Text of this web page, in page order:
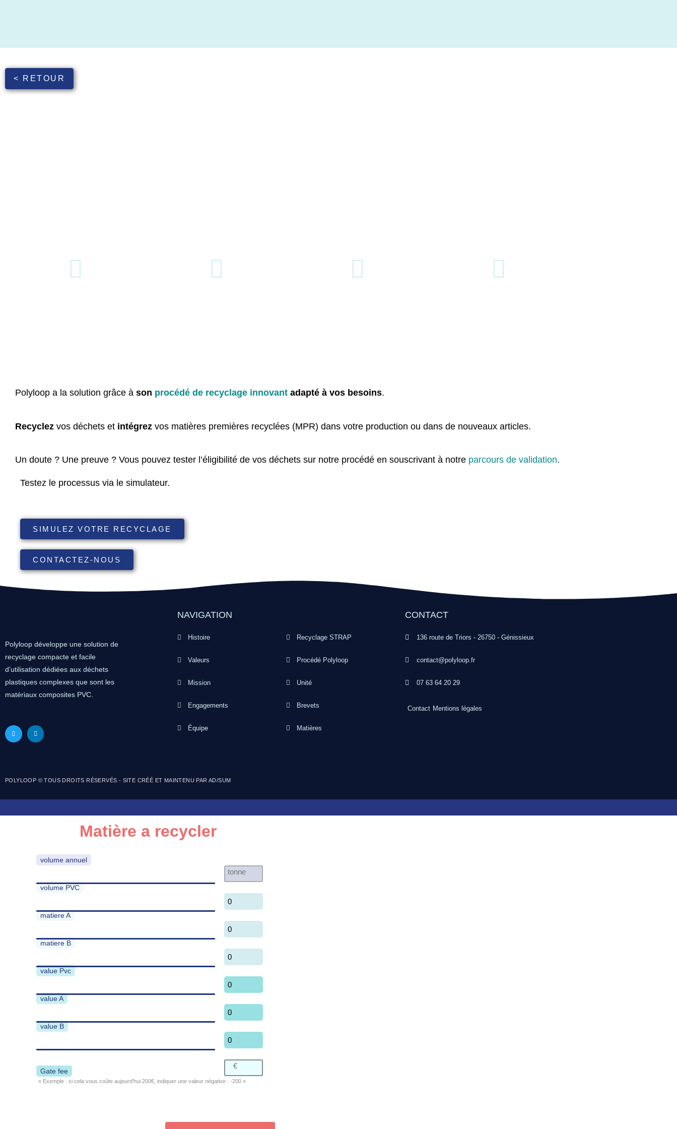
< RETOUR
Polyloop a la solution grâce à son procédé de recyclage innovant adapté à vos besoins.
Recyclez vos déchets et intégrez vos matières premières recyclées (MPR) dans votre production ou dans de nouveaux articles.
Un doute ? Une preuve ? Vous pouvez tester l’éligibilité de vos déchets sur notre procédé en souscrivant à notre parcours de validation.
Testez le processus via le simulateur.
SIMULEZ VOTRE RECYCLAGE
CONTACTEZ-NOUS
Polyloop développe une solution de
recyclage compacte et facile
d’utilisation dédiées aux déchets
plastiques complexes que sont les
matériaux composites PVC.
NAVIGATION
Histoire
Valeurs
Mission
Engagements
Équipe
Recyclage STRAP
Procédé Polyloop
Unité
Brevets
Matières
CONTACT
136 route de Triors - 26750 - Génissieux
contact@polyloop.fr
07 63 64 20 29
Contact Mentions légales
POLYLOOP © TOUS DROITS RÉSERVÉS - SITE CRÉÉ ET MAINTENU PAR AD/SUM
Matière a recycler
volume annuel
volume PVC
0
matiere A
0
matiere B
0
value Pvc
0
value A
0
value B
0
Gate fee
« Exemple : si cela vous coûte aujourd'hui 200€, indiquer une valeur négative : -200 »